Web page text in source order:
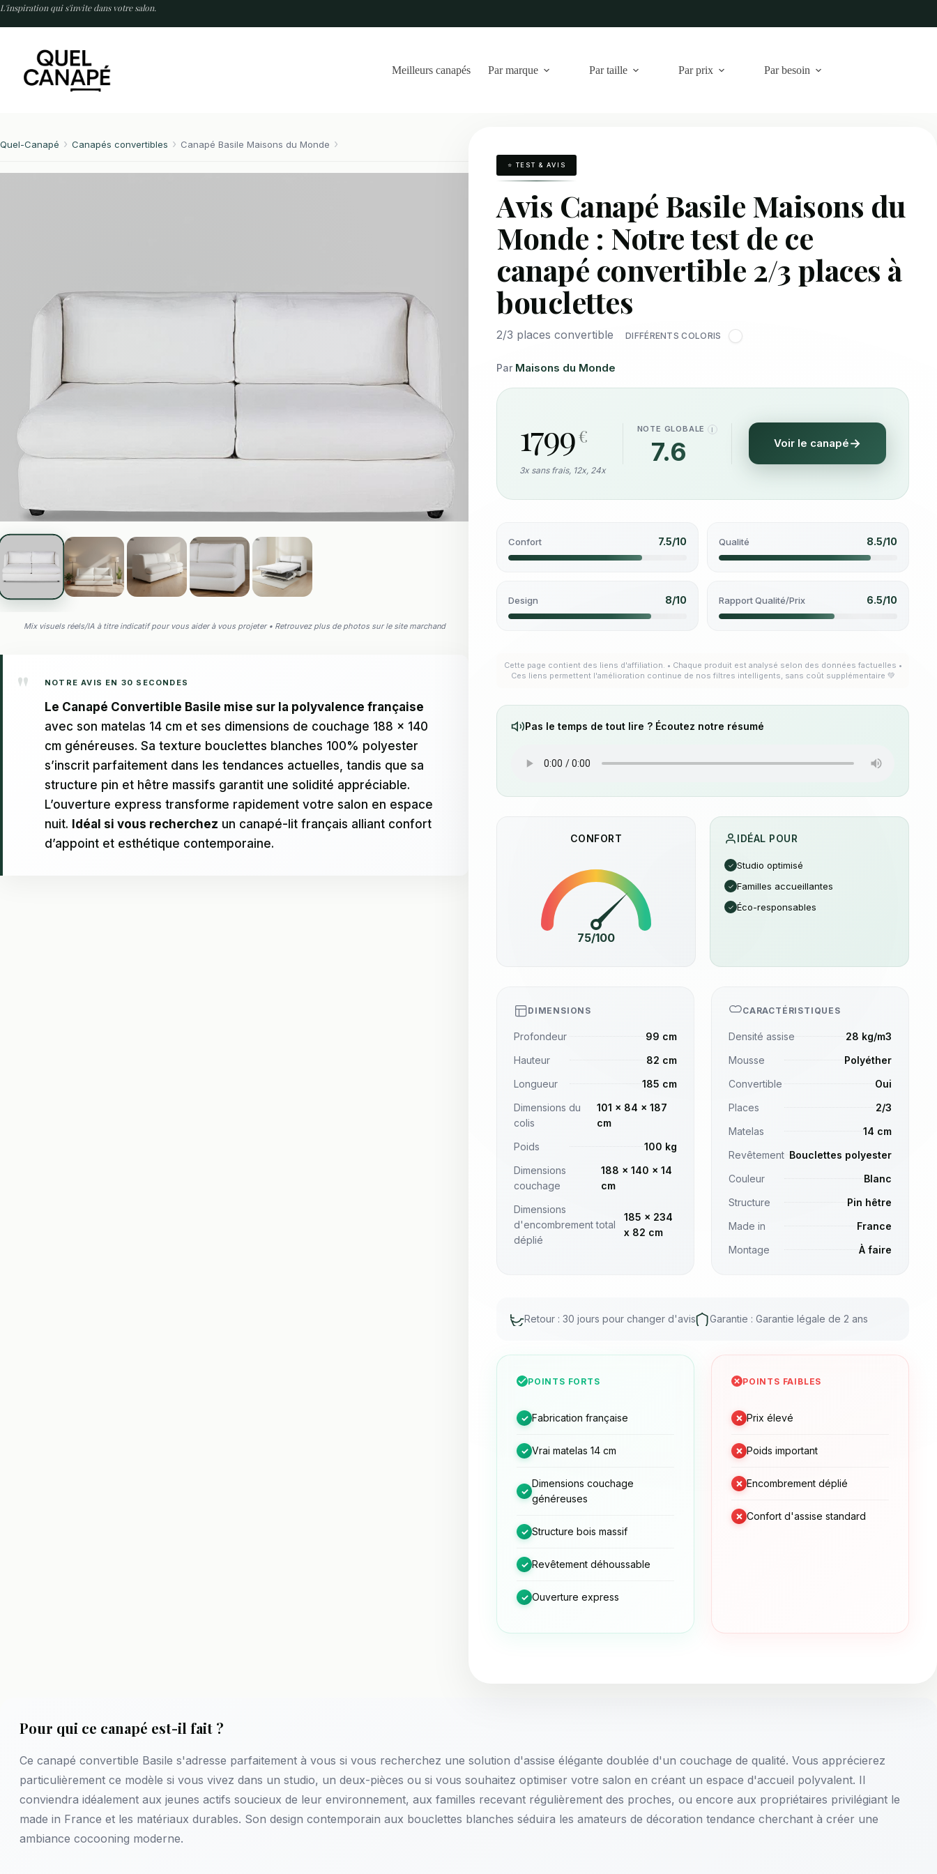
Passer
contenu
L'inspiration qui s'invite dans votre salon.
Meilleurs canapés Par marque Par taille Par prix Par besoin
Quel-Canapé Canapés convertibles Canapé Basile Maisons du Monde
Mix visuels réels/IA à titre indicatif pour vous aider à vous projeter • Retrouvez plus de photos sur le site marchand
NOTRE AVIS EN 30 SECONDES
Le Canapé Convertible Basile mise sur la polyvalence française
avec son matelas 14 cm et ses dimensions de couchage 188 x 140
cm généreuses. Sa texture bouclettes blanches 100% polyester
s’inscrit parfaitement dans les tendances actuelles, tandis que sa
structure pin et hêtre massifs garantit une solidité appréciable.
L’ouverture express transforme rapidement votre salon en espace
nuit. Idéal si vous recherchez un canapé-lit français alliant confort
d’appoint et esthétique contemporaine.
⭐ TEST & AVIS
Avis Canapé Basile Maisons du
Monde : Notre test de ce
canapé convertible 2/3 places à
bouclettes
2/3 places convertible DIFFÉRENTS COLORIS
Par Maisons du Monde
1799€
3x sans frais, 12x, 24x
NOTE GLOBALE I
7.6 Voir le canapé
Confort 7.5/10 Qualité 8.5/10
Design 8/10 Rapport Qualité/Prix 6.5/10
Cette page contient des liens d'affiliation. • Chaque produit est analysé selon des données factuelles •
Ces liens permettent l'amélioration continue de nos filtres intelligents, sans coût supplémentaire 💚
Pas le temps de tout lire ? Écoutez notre résumé
CONFORT
75/100
IDÉAL POUR
✓ Studio optimisé
✓ Familles accueillantes
✓ Éco-responsables
DIMENSIONS
Profondeur
99 cm
Hauteur
82 cm
Longueur
185 cm
Dimensions du
colis
101 x 84 x 187
cm
Poids
100 kg
Dimensions
couchage
188 x 140 x 14
cm
Dimensions
d'encombrement total
déplié
185 x 234
x 82 cm
CARACTÉRISTIQUES
Densité assise
28 kg/m3
Mousse
Polyéther
Convertible
Oui
Places
2/3
Matelas
14 cm
Revêtement Bouclettes polyester
Couleur
Blanc
Structure
Pin hêtre
Made in
France
Montage
À faire
Retour : 30 jours pour changer d'avis Garantie : Garantie légale de 2 ans
POINTS FORTS
✓ Fabrication française
✓ Vrai matelas 14 cm
✓
Dimensions couchage
généreuses
✓ Structure bois massif
✓ Revêtement déhoussable
✓ Ouverture express
POINTS FAIBLES
× Prix élevé
× Poids important
× Encombrement déplié
× Confort d'assise standard
Pour qui ce canapé est-il fait ?
Ce canapé convertible Basile s'adresse parfaitement à vous si vous recherchez une solution d'assise élégante doublée d'un couchage de qualité. Vous apprécierez
particulièrement ce modèle si vous vivez dans un studio, un deux-pièces ou si vous souhaitez optimiser votre salon en créant un espace d'accueil polyvalent. Il
conviendra idéalement aux jeunes actifs soucieux de leur environnement, aux familles recevant régulièrement des proches, ou encore aux propriétaires privilégiant le
made in France et les matériaux durables. Son design contemporain aux bouclettes blanches séduira les amateurs de décoration tendance cherchant à créer une
ambiance cocooning moderne.